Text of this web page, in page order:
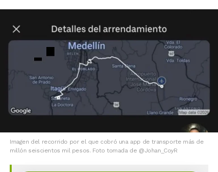
Imagen del recorrido por el que cobró una app de transporte más de
millón seiscientos mil pesos. Foto tomada de @Johan_CoyR